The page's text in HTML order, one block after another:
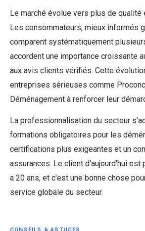
Le marché évolue vers plus de qualité
Les consommateurs, mieux informés
comparent systématiquement
accordent une importance croissante
aux avis clients vérifiés. Cette
entreprises sérieuses comme
Déménagement à renforcer leur
La professionnalisation du secteur
formations obligatoires pour les
certifications plus exigeantes et un
assurances. Le client d'aujourd'hui est
a 20 ans, et c'est une bonne chose
service globale du secteur.